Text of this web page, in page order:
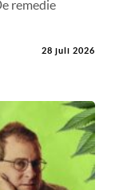
remedie
28 juli 2026